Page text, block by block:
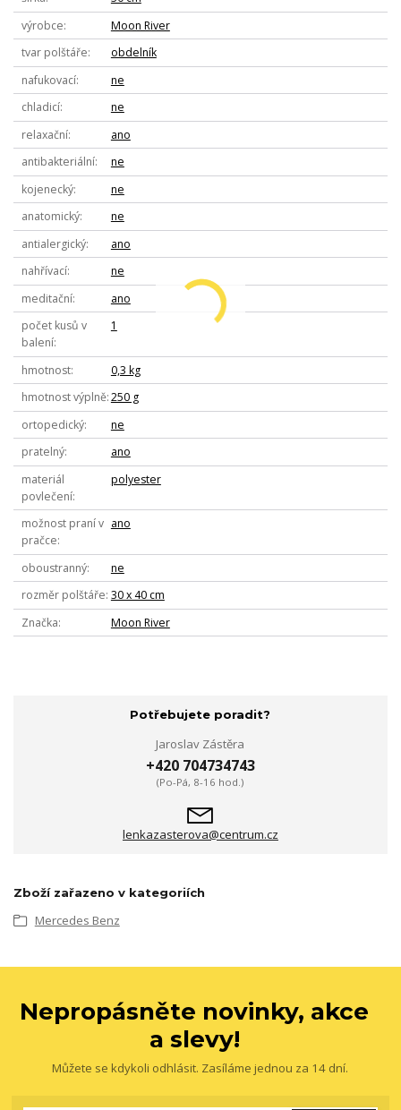
výrobce
Moon River
tvar polštáře
obdelník
nafukovací
ne
chladicí
ne
relaxační
ano
antibakteriální
ne
kojenecký
ne
anatomický
ne
antialergický
ano
nahřívací
ne
meditační
ano
počet kusů v
balení
1
hmotnost
0,3 kg
hmotnost výplně 250 g
ortopedický
ne
pratelný
ano
materiál
povlečení
polyester
možnost praní v
pračce
ano
oboustranný
ne
rozměr polštáře 30 x 40 cm
Značka
Moon River
Potřebujete poradit?
Jaroslav Zástěra
+420 704734743
(Po-Pá, 8-16 hod.)
lenkazasterova@centrum.cz
Zboží zařazeno v kategoriích
Mercedes Benz
Nepropásněte novinky, akce
a slevy!
Můžete se kdykoli odhlásit. Zasíláme jednou za 14 dní.